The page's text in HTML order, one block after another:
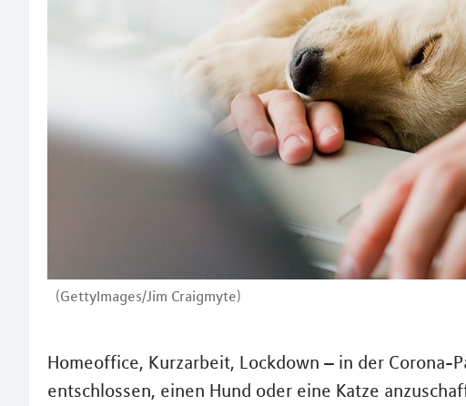
(GettyImages/Jim Craigmyte)
Homeoffice, Kurzarbeit, Lockdown – in der Corona-
entschlossen, einen Hund oder eine Katze